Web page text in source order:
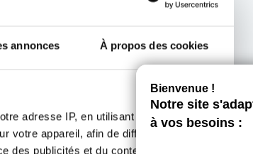
annonces À propos des cookies
adresse IP, en utilisant des
votre appareil, afin de diffuser des
des publicités et du contenu, ainsi que de